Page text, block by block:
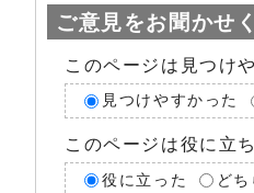
ご意見をお聞かせ
このページは見つけ
見つけやすかった
このページは役に立
役に立った ど